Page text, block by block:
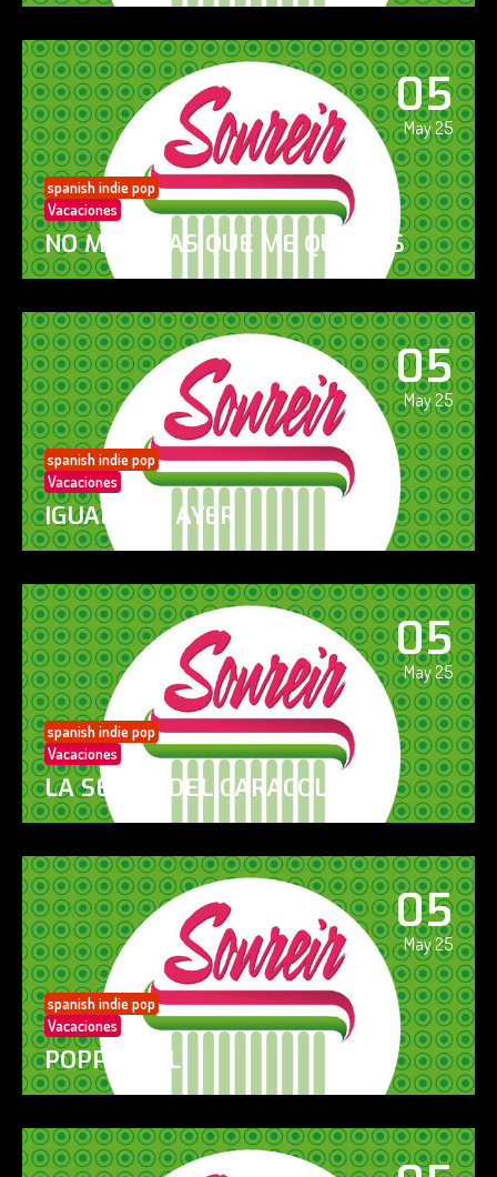
05
May 25
spanish indie pop
Vacaciones
NO ME DIGAS QUE ME QUIERES
05
May 25
spanish indie pop
Vacaciones
IGUAL QUE AYER
05
May 25
spanish indie pop
Vacaciones
LA SENDA DEL CARACOL
05
May 25
spanish indie pop
Vacaciones
POPPY GIRL